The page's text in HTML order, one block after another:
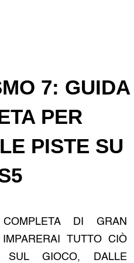
7: GUIDA
PER
PISTE SU
DI GRAN
TUTTO CIÒ
GIOCO, DALLE